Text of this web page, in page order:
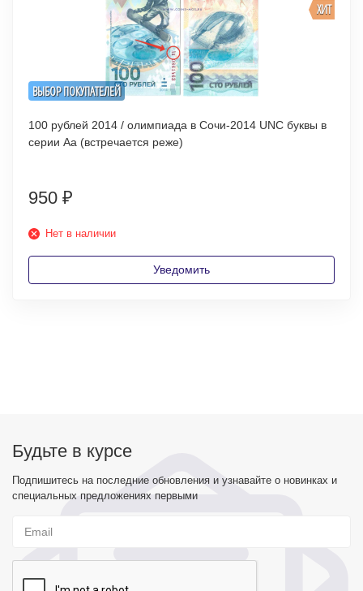
ВЫБОР ПОКУПАТЕЛЕЙ
ХИТ
100 рублей 2014 / олимпиада в Сочи-2014 UNC буквы в
серии Аа (встречается реже)
950 ₽
Нет в наличии
Уведомить
Будьте в курсе
Подпишитесь на последние обновления и узнавайте о новинках и
специальных предложениях первыми